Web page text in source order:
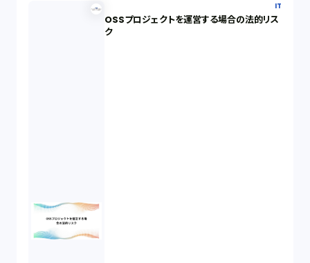
IT
OSSプロジェクトを運営する場合の法的リス
ク